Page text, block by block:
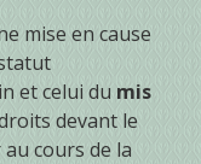
mise en cause
et celui du mis
devant le
cours de la